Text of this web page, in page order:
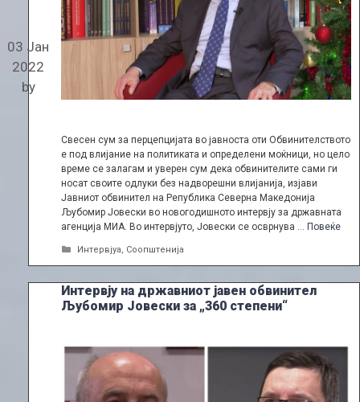
03 Јан
2022
by
Свесен сум за перцепцијата во јавноста оти Обвинителството
е под влијание на политиката и определени моќници, но цело
време се залагам и уверен сум дека обвинителите сами ги
носат своите одлуки без надворешни влијанија, изјави
Јавниот обвинител на Република Северна Македонија
Љубомир Јовески во новогодишното интервју за државната
агенција МИА. Во интервјуто, Јовески се осврнува … Повеќе
Categories
Интервјуа, Соопштенија
Интервју на државниот јавен обвинител
Љубомир Јовески за „360 степени“